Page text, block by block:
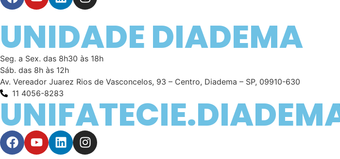
UNIDADE DIADEMA
Seg. a Sex. das 8h30 às 18h
Sáb. das 8h às 12h
Av. Vereador Juarez Rios de Vasconcelos, 93 – Centro, Diadema – SP, 09910-630
11 4056-8283